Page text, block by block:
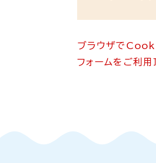
ブラウザで
フォームをご利用